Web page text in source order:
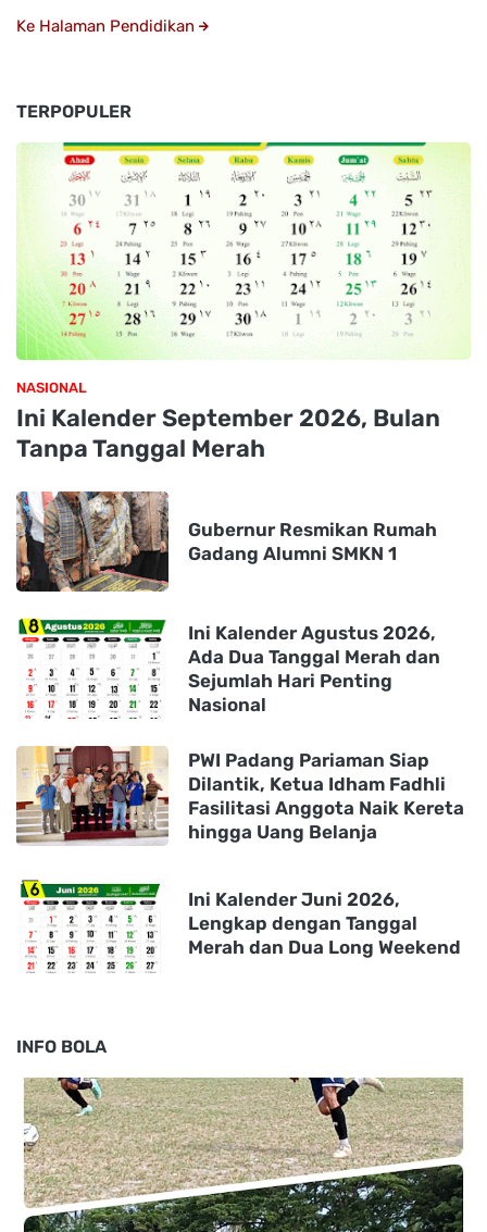
Ke Halaman Pendidikan
TERPOPULER
NASIONAL
Ini Kalender September 2026, Bulan
Tanpa Tanggal Merah
Gubernur Resmikan Rumah
Gadang Alumni SMKN 1
Ini Kalender Agustus 2026,
Ada Dua Tanggal Merah dan
Sejumlah Hari Penting
Nasional
PWI Padang Pariaman Siap
Dilantik, Ketua Idham Fadhli
Fasilitasi Anggota Naik Kereta
hingga Uang Belanja
Ini Kalender Juni 2026,
Lengkap dengan Tanggal
Merah dan Dua Long Weekend
INFO BOLA